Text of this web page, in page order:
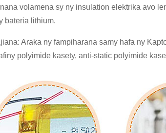
volamena sy ny insulation elektrika avo
bateria lithium.
Araka ny fampiharana samy hafa ny
polyimide kasety, anti-static polyimide